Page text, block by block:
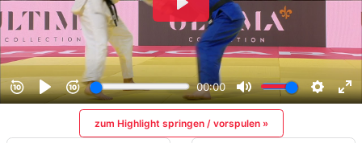
zum Highlight springen / vorspulen »